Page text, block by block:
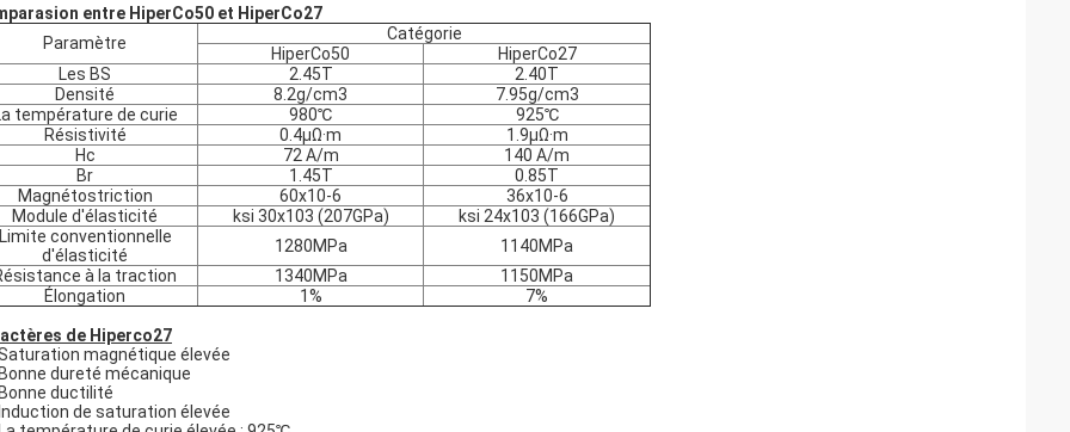
entre HiperCo50 et HiperCo27
Paramètre
Catégorie
HiperCo50
HiperCo27
Les BS
2.45T
2.40T
Densité
8.2g/cm3
7.95g/cm3
température de curie
980℃
925℃
Résistivité
0.4μΩ·m
1.9μΩ·m
Hc
72 A/m
140 A/m
Br
1.45T
0.85T
Magnétostriction
60x10-6
36x10-6
Module d'élasticité
ksi 30x103 (207GPa)
ksi 24x103 (166GPa)
Limite conventionnelle
d'élasticité
1280MPa
1140MPa
à la traction
1340MPa
1150MPa
Élongation
1% 7%
de Hiperco27
magnétique élevée
Bonne dureté mécanique
Bonne ductilité
Induction de saturation élevée